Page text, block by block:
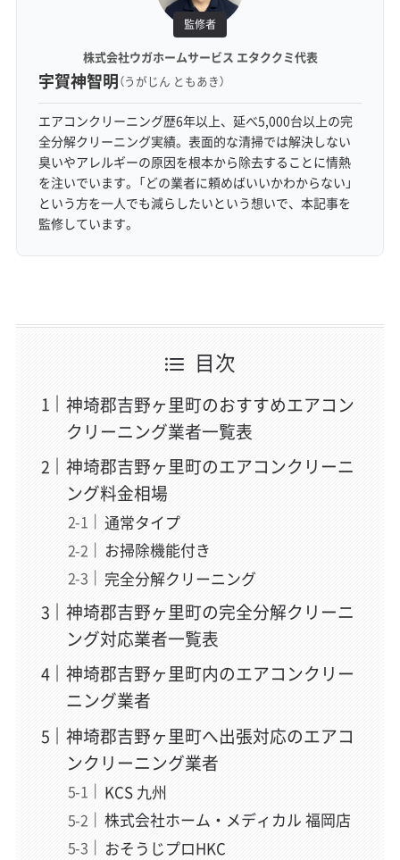
監修者
株式会社ウガホームサービス エタククミ代表
宇賀神智明（うがじん ともあき）
エアコンクリーニング歴6年以上、延べ5,000台以上の完
全分解クリーニング実績。表面的な清掃では解決しない
臭いやアレルギーの原因を根本から除去することに情熱
を注いでいます。「どの業者に頼めばいいかわからない」
という方を一人でも減らしたいという想いで、本記事を
監修しています。
目次
神埼郡吉野ヶ里町のおすすめエアコン
クリーニング業者一覧表
神埼郡吉野ヶ里町のエアコンクリーニ
ング料金相場
通常タイプ
お掃除機能付き
完全分解クリーニング
神埼郡吉野ヶ里町の完全分解クリーニ
ング対応業者一覧表
神埼郡吉野ヶ里町内のエアコンクリー
ニング業者
神埼郡吉野ヶ里町へ出張対応のエアコ
ンクリーニング業者
KCS 九州
株式会社ホーム・メディカル 福岡店
おそうじプロHKC